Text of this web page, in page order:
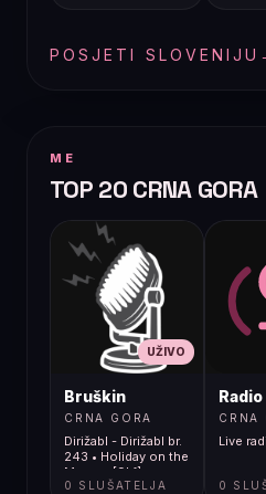
POSJETI SLOVENIJU
ME
TOP 20 CRNA GORA
UŽIVO
Bruškin
CRNA GORA
Dirižabl - Dirižabl br.
243 • Holiday on the
Moon • [9kf]
0 SLUŠATELJA
CRNA
Live
0